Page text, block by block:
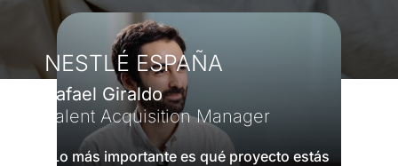
NESTLÉ ESPAÑA
Rafael Giraldo
Talent Acquisition Manager
"Lo más importante es qué proyecto estás